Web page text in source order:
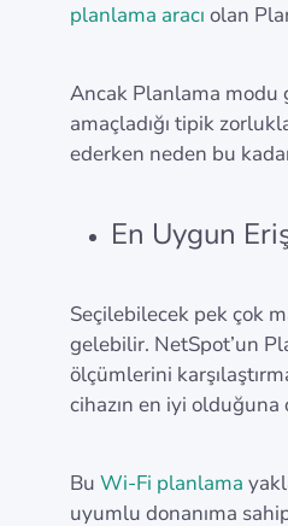
planlama aracı olan
Ancak Planlama modu
amaçladığı tipik
ederken neden bu
En Uygun
Seçilebilecek pek çok
gelebilir. NetSpot’un
ölçümlerini
cihazın en iyi
Bu Wi-Fi planlama
uyumlu donanıma